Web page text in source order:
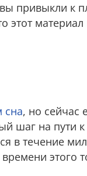
привыкли к
этот
сна, но сейчас
шаг на пути
в течение
этого